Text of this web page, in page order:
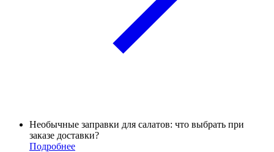
Необычные заправки для салатов: что выбрать при
заказе доставки?
Подробнее